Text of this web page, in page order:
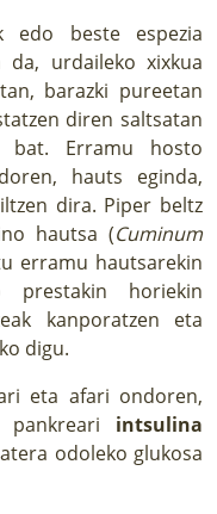
edo beste espezia
da, urdaileko xixkua
barazki pureetan
diren saltsatan
Erramu hosto
hauts eginda,
dira. Piper beltz
hautsa (Cuminum
erramu hautsarekin
horiekin
kanporatzen eta
digu.
eta afari ondoren,
intsulina
odoleko glukosa